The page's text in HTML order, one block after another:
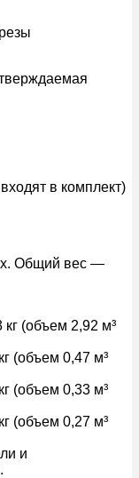
в комплект)
Общий вес —
(объем 2,92 м³
(объем 0,47 м³
(объем 0,33 м³
(объем 0,27 м³
и